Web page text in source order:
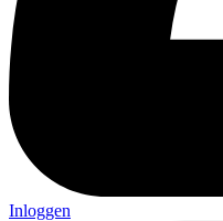
Inloggen